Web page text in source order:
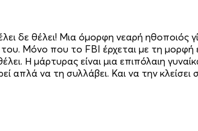
δε θέλει! Μια όμορφη νεαρή ηθοποιός
Μόνο που το FBI έρχεται με τη
Η μάρτυρας είναι μια επιπόλαιη
απλά να τη συλλάβει. Και να την